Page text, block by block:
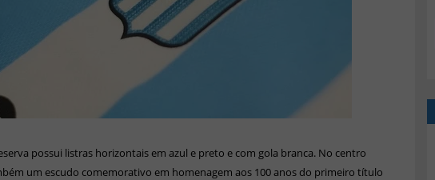
possui listras horizontais em azul e preto e com gola branca. No centro
um escudo comemorativo em homenagem aos 100 anos do primeiro título